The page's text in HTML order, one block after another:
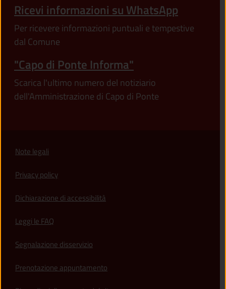
Ricevi informazioni su WhatsApp
Per ricevere informazioni puntuali e tempestive
dal Comune
"Capo di Ponte Informa"
Scarica l'ultimo numero del notiziario
dell'Amministrazione di Capo di Ponte
Note legali
Privacy policy
Dichiarazione di accessibilità
Leggi le FAQ
Segnalazione disservizio
Prenotazione appuntamento